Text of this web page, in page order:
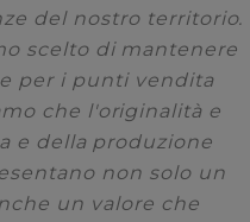
del nostro territorio.
scelto di mantenere
per i punti vendita
che l'originalità e
e della produzione
non solo un
un valore che